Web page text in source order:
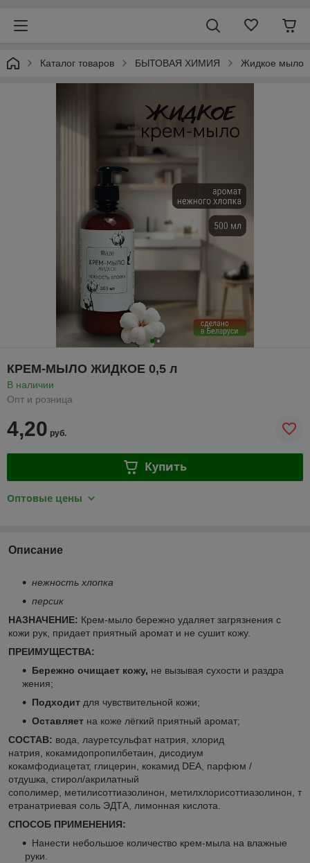
Каталог товаров БЫТОВАЯ ХИМИЯ Жидкое мыло
КРЕМ-МЫЛО ЖИДКОЕ 0,5 л
В наличии
Опт и розница
4,20 руб.
Купить
Оптовые цены
Описание
нежность хлопка
персик
НАЗНАЧЕНИЕ: Крем-мыло бережно удаляет загрязнения с
кожи рук, придает приятный аромат и не сушит кожу.
ПРЕИМУЩЕСТВА:
Бережно очищает кожу, не вызывая сухости и раздра
жения;
Подходит для чувствительной кожи;
Оставляет на коже лёгкий приятный аромат;
СОСТАВ: вода, лауретсульфат натрия, хлорид
натрия, кокамидопропилбетаин, дисодиум
кокамфодиацетат, глицерин, кокамид DEA, парфюм /
отдушка, стирол/акрилатный
сополимер, метилисоттиазолинон, метилхлорисоттиазолинон, т
етранатриевая соль ЭДТА, лимонная кислота.
СПОСОБ ПРИМЕНЕНИЯ:
Нанести небольшое количество крем‑мыла на влажные
руки.